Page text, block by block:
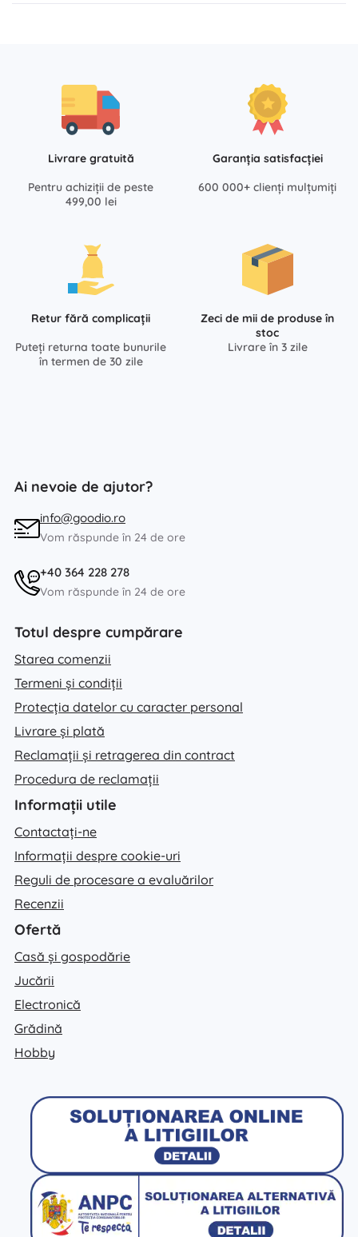
Livrare gratuită
Pentru achiziții de peste
499,00 lei
Garanția satisfacției
600 000+ clienți mulțumiți
Retur fără complicații
Puteți returna toate bunurile
în termen de 30 zile
Zeci de mii de produse în
stoc
Livrare în 3 zile
Ai nevoie de ajutor?
info@goodio.ro
Vom răspunde în 24 de ore
+40 364 228 278
Vom răspunde în 24 de ore
Totul despre cumpărare
Starea comenzii
Termeni și condiții
Protecția datelor cu caracter personal
Livrare și plată
Reclamații și retragerea din contract
Procedura de reclamații
Informații utile
Contactați-ne
Informații despre cookie-uri
Reguli de procesare a evaluărilor
Recenzii
Ofertă
Casă și gospodărie
Jucării
Electronică
Grădină
Hobby